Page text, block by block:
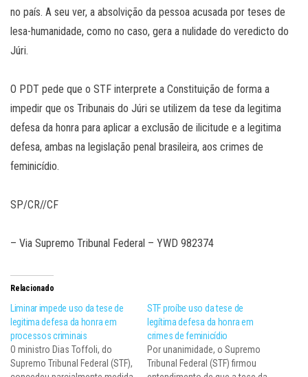
no país. A seu ver, a absolvição da pessoa acusada por teses de
lesa-humanidade, como no caso, gera a nulidade do veredicto do
Júri.
O PDT pede que o STF interprete a Constituição de forma a
impedir que os Tribunais do Júri se utilizem da tese da legitima
defesa da honra para aplicar a exclusão de ilicitude e a legitima
defesa, ambas na legislação penal brasileira, aos crimes de
feminicídio.
SP/CR//CF
– Via Supremo Tribunal Federal – YWD 982374
Relacionado
Liminar impede uso da tese de
legitima defesa da honra em
processos criminais
O ministro Dias Toffoli, do
Supremo Tribunal Federal (STF),
STF proíbe uso da tese de
legítima defesa da honra em
crimes de feminicídio
Por unanimidade, o Supremo
Tribunal Federal (STF) firmou